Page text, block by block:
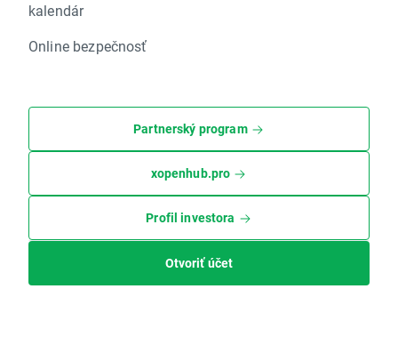
kalendár
Online bezpečnosť
Partnerský program
xopenhub.pro
Profil investora
Otvoriť účet